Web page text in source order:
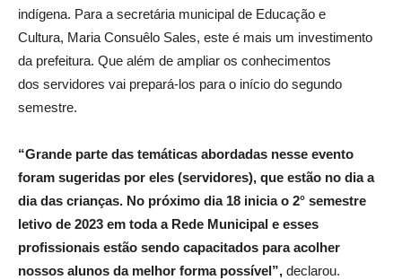
indígena. Para a secretária municipal de Educação e
Cultura, Maria Consuêlo Sales, este é mais um investimento
da prefeitura. Que além de ampliar os conhecimentos
dos servidores vai prepará-los para o início do segundo
semestre.
“Grande parte das temáticas abordadas nesse evento
foram sugeridas por eles (servidores), que estão no dia a
dia das crianças. No próximo dia 18 inicia o 2° semestre
letivo de 2023 em toda a Rede Municipal e esses
profissionais estão sendo capacitados para acolher
nossos alunos da melhor forma possível”, declarou.